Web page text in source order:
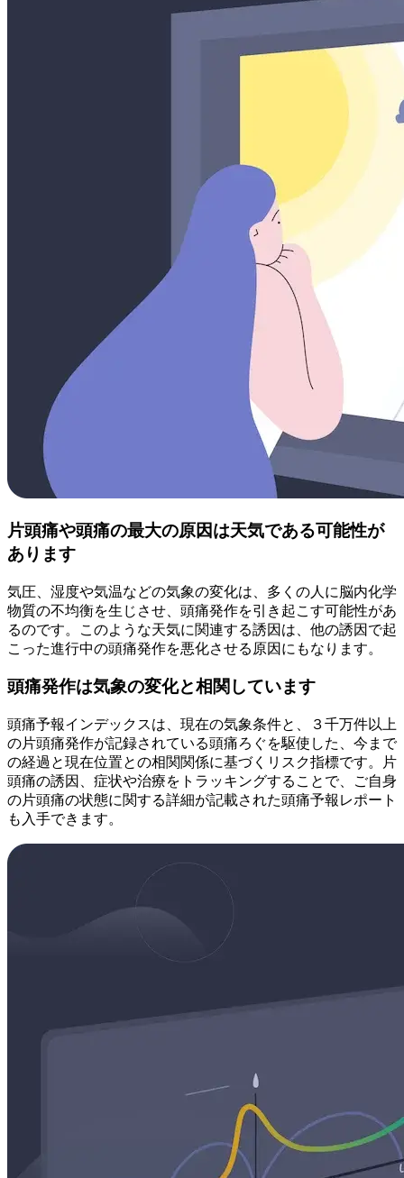
片頭痛や頭痛の最大の原因は天気である可能性が
あります
気圧、湿度や気温などの気象の変化は、多くの人に脳内化学
物質の不均衡を生じさせ、頭痛発作を引き起こす可能性があ
るのです。このような天気に関連する誘因は、他の誘因で起
こった進行中の頭痛発作を悪化させる原因にもなります。
頭痛発作は気象の変化と相関しています
頭痛予報インデックスは、現在の気象条件と、３千万件以上
の片頭痛発作が記録されている頭痛ろぐを駆使した、今まで
の経過と現在位置との相関関係に基づくリスク指標です。片
頭痛の誘因、症状や治療をトラッキングすることで、ご自身
の片頭痛の状態に関する詳細が記載された頭痛予報レポート
も入手できます。